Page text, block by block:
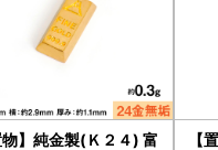
物】純金製(Ｋ２４) 富
【